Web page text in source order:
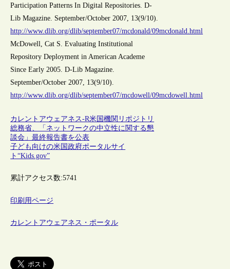
Participation Patterns In Digital Repositories. D-
Lib Magazine. September/October 2007, 13(9/10).
http://www.dlib.org/dlib/september07/mcdonald/09mcdonald.html
McDowell, Cat S. Evaluating Institutional
Repository Deployment in American Academe
Since Early 2005. D-Lib Magazine.
September/October 2007, 13(9/10).
http://www.dlib.org/dlib/september07/mcdowell/09mcdowell.html
カレントアウェアネス-R米国機関リポジトリ
総務省、「ネットワークの中立性に関する懇
談会」最終報告書を公表
子ども向けの米国政府ポータルサイ
ト“Kids.gov”
累計アクセス数:5741
印刷用ページ
カレントアウェアネス・ポータル